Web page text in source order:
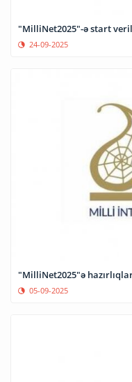
"MilliNet2025"-ə start
24-09-2025
"MilliNet2025"ə
05-09-2025